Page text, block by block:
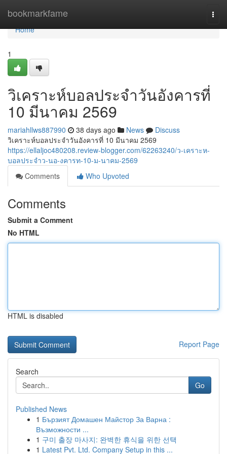
bookmarkfame
Home
Home
1
วิเคราะห์บอลประจำวันอังคารที่
10 มีนาคม 2569
mariahllws887990 38 days ago News
Discuss
วิเคราะห์บอลประจำวันอังคารที่ 10 มีนาคม 2569
https://ellaljoc480208.review-blogger.com/62263240/ว-เคราะห-
บอลประจำว-นอ-งคารท-10-ม-นาคม-2569
Comments
Who Upvoted
Comments
Submit a Comment
No HTML
HTML is disabled
Report Page
Search
Go
Published News
1 Бързият Домашен Майстор За Варна :
Възможности ...
1 구미 출장 마사지: 완벽한 휴식을 위한 선택
1 Latest Pvt. Ltd. Company Setup in this ...